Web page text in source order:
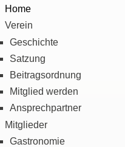
Direkt zum Inhalt
Home
Verein
Geschichte
Satzung
Beitragsordnung
Mitglied werden
Ansprechpartner
Mitglieder
Gastronomie